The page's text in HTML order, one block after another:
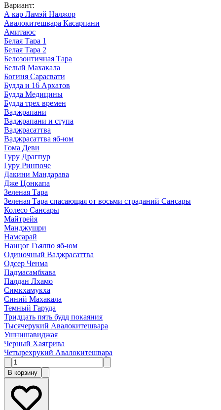
Вариант:
А кар Ламэй Налжор
Авалокитешвара Касарпани
Амитаюс
Белая Тара 1
Белая Тара 2
Белозонтичная Тара
Белый Махакала
Богиня Сарасвати
Будда и 16 Архатов
Будда Медицины
Будда трех времен
Ваджрапани
Ваджрапани и ступа
Ваджрасаттва
Ваджрасаттва яб-юм
Гома Деви
Гуру Драгпур
Гуру Ринпоче
Дакини Мандарава
Дже Цонкапа
Зеленая Тара
Зеленая Тара спасающая от восьми страданий Сансары
Колесо Сансары
Майтрейя
Манджушри
Намсарай
Нанцог Гьялпо яб-юм
Одиночный Ваджрасаттва
Одсер Ченма
Падмасамбхава
Палдан Лхамо
Симкхамукха
Синий Махакала
Темный Гаруда
Тридцать пять будд покаяния
Тысячерукий Авалокитешвара
Ушнишавиджая
Черный Хаягрива
Четырехрукий Авалокитешвара
В корзину